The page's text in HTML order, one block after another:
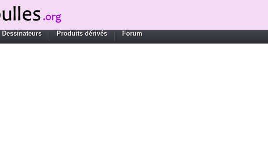
Dessinateurs Produits dérivés Forum